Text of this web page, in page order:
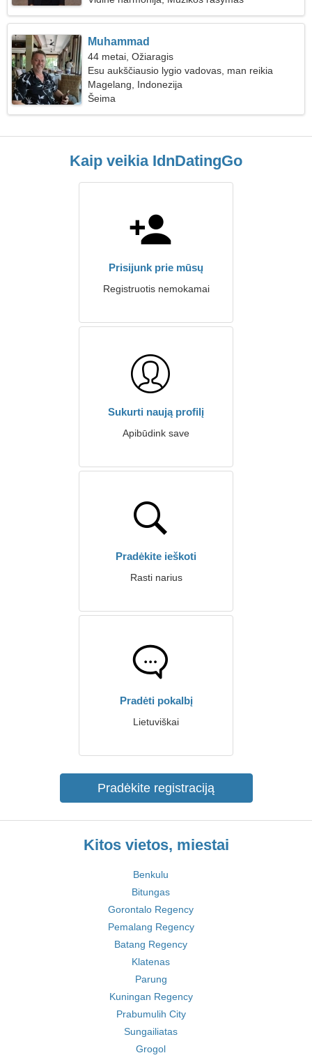
Muhammad
44 metai, Ožiaragis
Esu aukščiausio lygio vadovas, man reikia
šviesios moters
Magelang, Indonezija
Šeima
Kaip veikia IdnDatingGo
Prisijunk prie mūsų
Registruotis nemokamai
Sukurti naują profilį
Apibūdink save
Pradėkite ieškoti
Rasti narius
Pradėti pokalbį
Lietuviškai
Pradėkite registraciją
Kitos vietos, miestai
Benkulu
Bitungas
Gorontalo Regency
Pemalang Regency
Batang Regency
Klatenas
Parung
Kuningan Regency
Prabumulih City
Sungailiatas
Grogol